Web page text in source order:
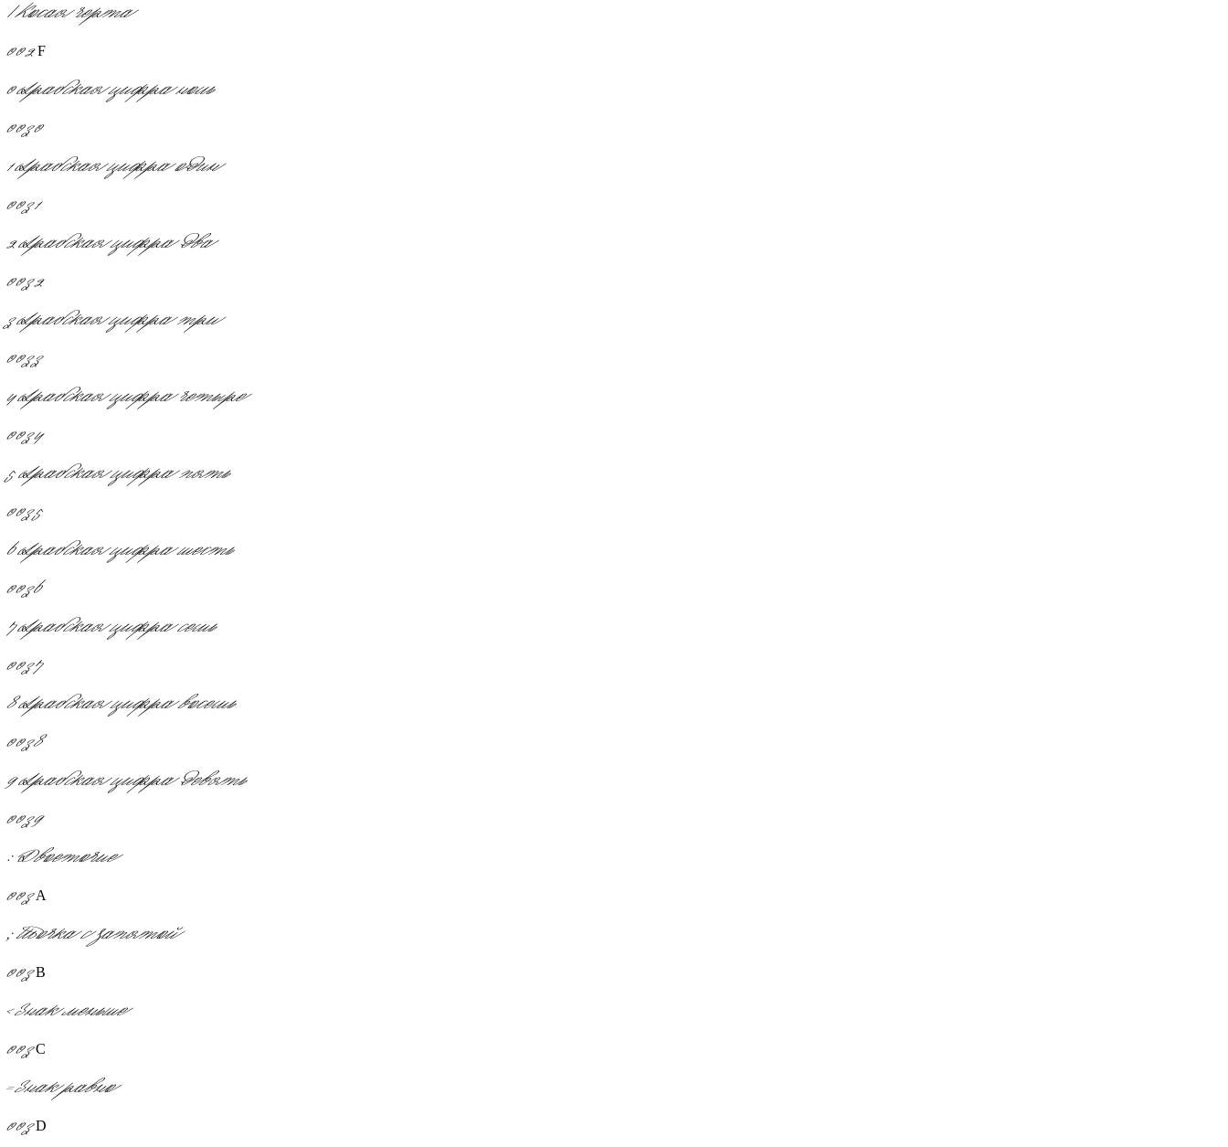
/Косая черта
002F
0Арабская цифра ноль
0030
1Арабская цифра один
0031
2Арабская цифра два
0032
3Арабская цифра три
0033
4Арабская цифра четыре
0034
5Арабская цифра пять
0035
6Арабская цифра шесть
0036
7Арабская цифра семь
0037
8Арабская цифра восемь
0038
9Арабская цифра девять
0039
:Двоеточие
003A
;Точка с запятой
003B
<Знак меньше
003C
=Знак равно
003D